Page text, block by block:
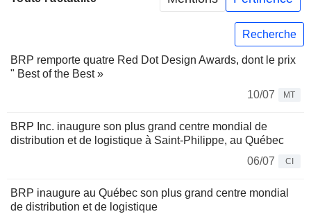
Recherche
BRP remporte quatre Red Dot Design Awards, dont le prix
" Best of the Best »
10/07
MT
BRP Inc. inaugure son plus grand centre mondial de
distribution et de logistique à Saint-Philippe, au Québec
06/07
CI
BRP inaugure au Québec son plus grand centre mondial
de distribution et de logistique